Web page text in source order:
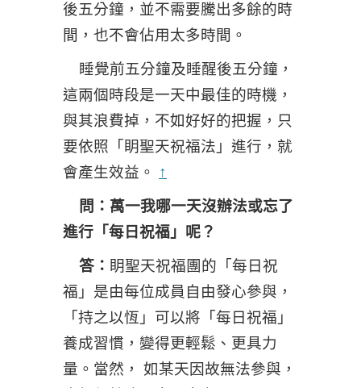
後五分鐘，並不需要騰出多餘的時
間，也不會佔用太多時間。
睡覺前五分鐘及睡醒後五分鐘，
這兩個時段是一天中最佳的時機，
與其浪費掉，不如好好的把握，只
要依照「眀聖天祝福法 」 進行，就
會產生效益。 ↑
問：萬一我哪一天沒辦法或忘了
進行「每日祝福」呢？
答： 眀聖天祝福團的「每日祝
福」是由每位成員自由發心參與，
「持之以恆」可以將「每日祝福」
養成習慣，變得更輕鬆、更具力
量。當然， 如某天因故無法參與，